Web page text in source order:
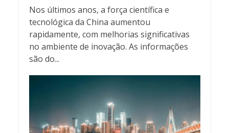
Nos últimos anos, a força científica e
tecnológica da China aumentou
rapidamente, com melhorias significativas
no ambiente de inovação. As informações
são do...